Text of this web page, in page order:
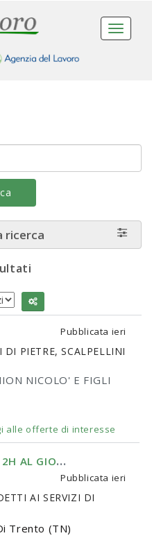
Toggle
ricerca
Pubblicata ieri
DI PIETRE, SCALPELLINI
NICOLO' E FIGLI
alle offerte di interesse
A
DDETTO/A ALLA PULIZIE 2H AL GIORNO - TIONE DI TRENTO
Pubblicata ieri
AI SERVIZI DI
Trento (TN)